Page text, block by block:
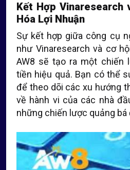
Kết Hợp Vinaresearch
Hóa Lợi Nhuận
Sự kết hợp giữa công cụ
như Vinaresearch và cơ
AW8 sẽ tạo ra một chiến
tiền hiệu quả. Bạn có thể
để theo dõi các xu hướng
về hành vi của các nhà
những chiến lược quảng bá